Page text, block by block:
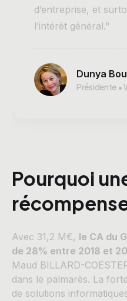
d’entreprise, et
l’intérêt général."
Dunya
Présidente •
Pourquoi
Avec 31,2 M€, le CA du
de 28% entre 2018 et
Maud BILLARD-
dans le palmarès. La
de solutions